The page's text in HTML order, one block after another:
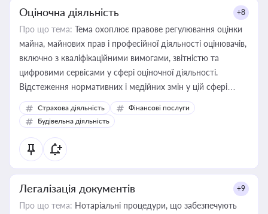
Оціночна діяльність +8
Про що тема: Тема охоплює правове регулювання оцінки
майна, майнових прав і професійної діяльності оцінювачів,
включно з кваліфікаційними вимогами, звітністю та
цифровими сервісами у сфері оціночної діяльності.
Відстеження нормативних і медійних змін у цій сфері
корисне для власника бізнесу, керівника, юриста або
бухгалтера під час оподаткування, приватизації, оренди
державного майна, корпоративних угод і перевірки
статусу суб'єктів оціночної діяльності
Страхова діяльність
Фінансові послуги
Будівельна діяльність
Легалізація документів +9
Про що тема: Нотаріальні процедури, що забезпечують